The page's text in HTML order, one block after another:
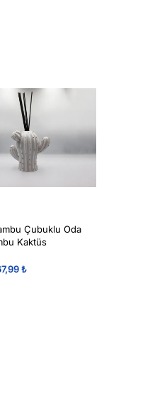
Çubuklu Oda
Kaktüs
₺